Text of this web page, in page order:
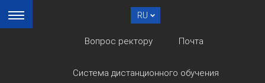
RU
Вопрос ректору Почта
Система дистанционного обучения